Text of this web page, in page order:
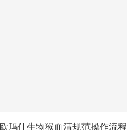
欧玛仕生物猴血清规范操作流程